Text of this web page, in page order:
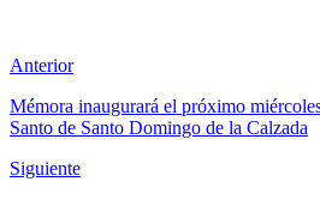
Anterior
Mémora inaugurará el próximo
Santo de Santo Domingo de la Calzada
Siguiente